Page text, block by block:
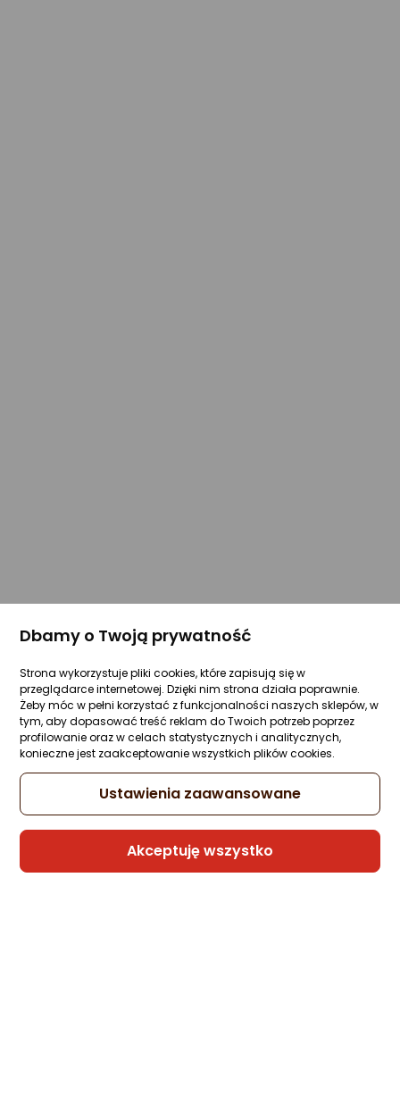
Dbamy o Twoją prywatność
Strona wykorzystuje pliki cookies, które zapisują się w
przeglądarce internetowej. Dzięki nim strona działa poprawnie.
Żeby móc w pełni korzystać z funkcjonalności naszych sklepów, w
tym, aby dopasować treść reklam do Twoich potrzeb poprzez
profilowanie oraz w celach statystycznych i analitycznych,
konieczne jest zaakceptowanie wszystkich plików cookies.
Ustawienia zaawansowane
Akceptuję wszystko